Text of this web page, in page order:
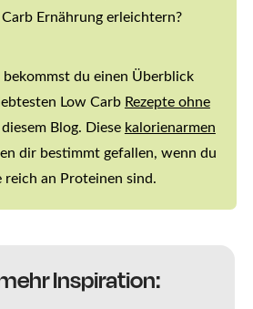
Ernährung erleichtern?
bekommst du einen Überblick
Low Carb Rezepte ohne
Blog. Diese kalorienarmen
dir bestimmt gefallen, wenn du
reich an Proteinen sind.